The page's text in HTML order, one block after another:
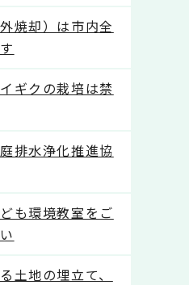
焼却）は市内全
ギクの栽培は禁
排水浄化推進協
も環境教室をご
土地の埋立て、